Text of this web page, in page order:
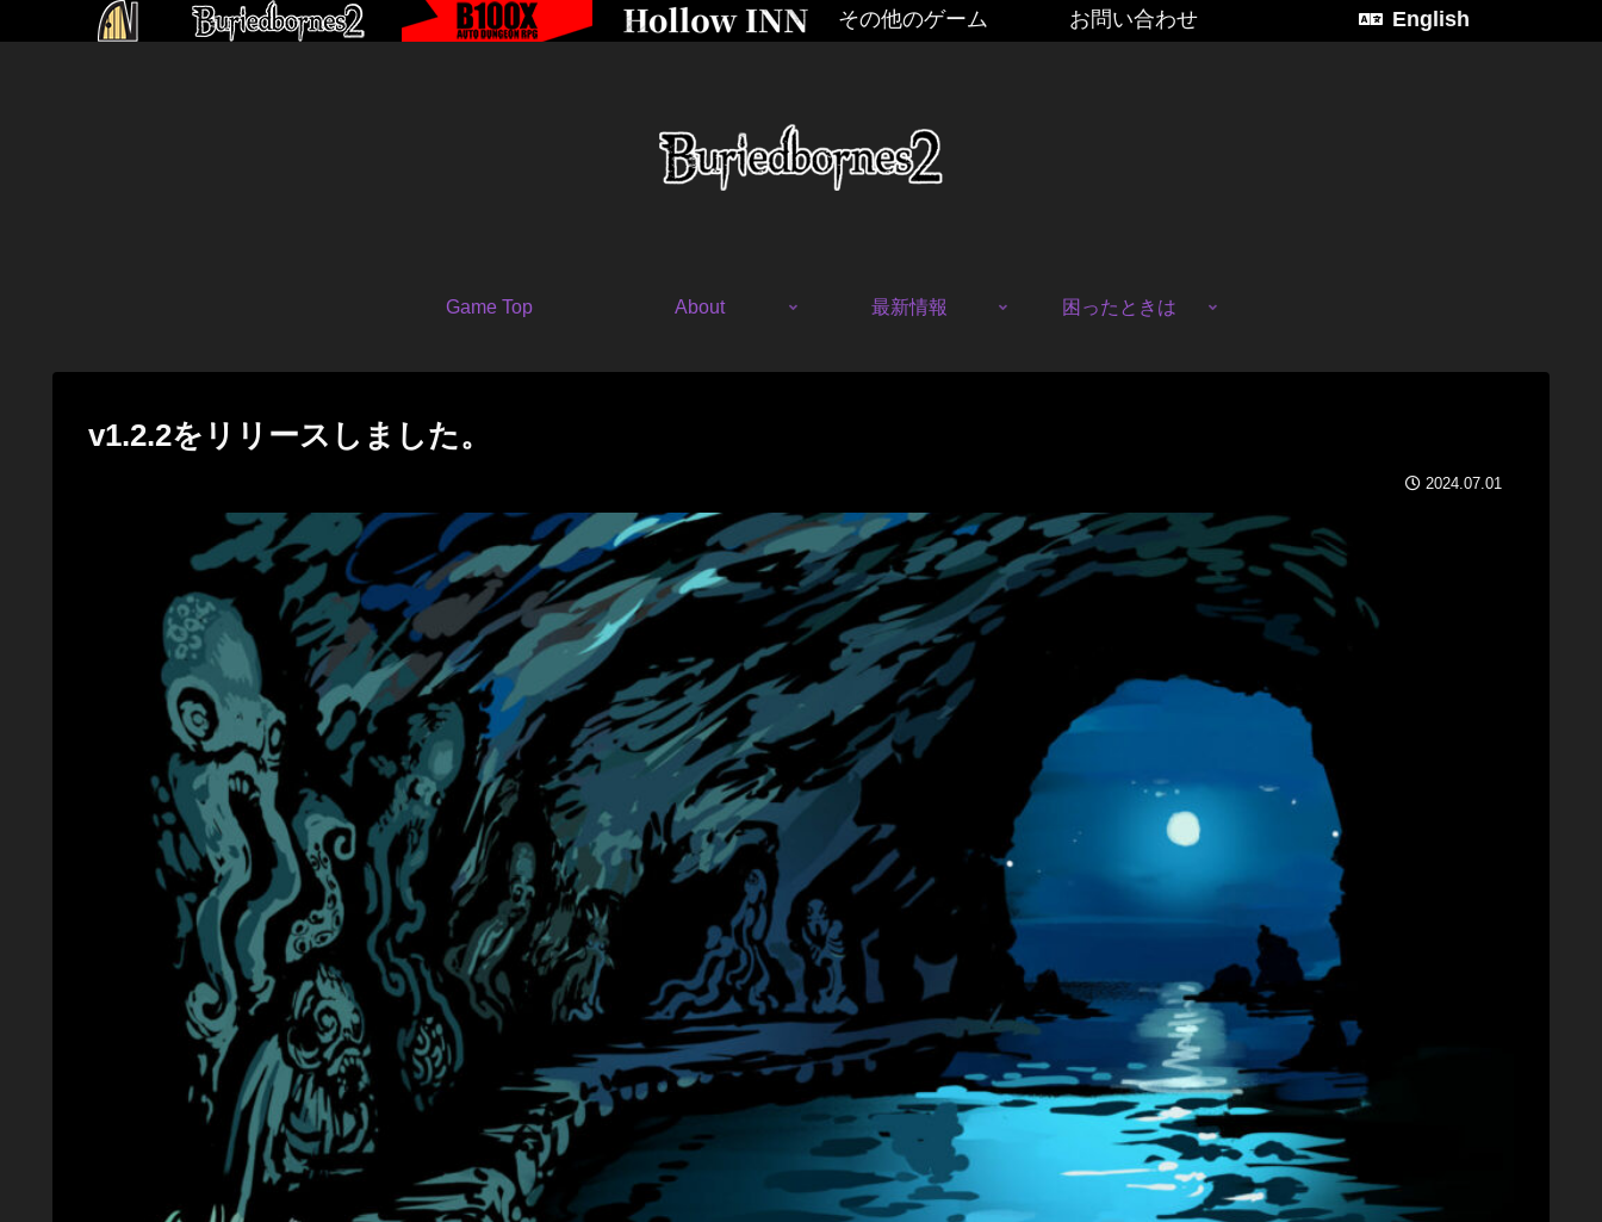
その他のゲーム お問い合わせ English
Game Top About 最新情報 困ったときは
v1.2.2をリリースしました。
2024.07.01